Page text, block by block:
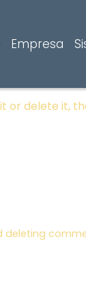
Empresa
or delete it,